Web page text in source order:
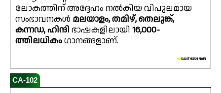
ലോകത്തിന് അദ്ദേഹം നൽകിയ വിപുലമായ
സംഭാവനകൾ മലയാളം, തമിഴ്, തെലുങ്ക്,
കന്നഡ, ഹിന്ദി ഭാഷകളിലായി 16,000-
ത്തിലധികംഗാനങ്ങളാണ്.
❤️SANTHOSH NAIR
CA-102